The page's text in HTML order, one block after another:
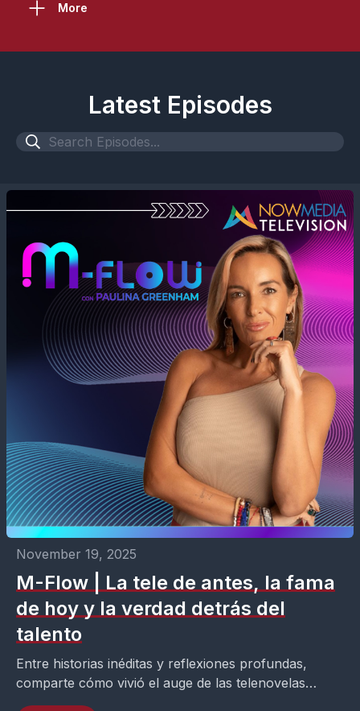
More
Latest Episodes
November 19, 2025
M-Flow | La tele de antes, la fama
de hoy y la verdad detrás del
talento
Entre historias inéditas y reflexiones profundas,
comparte cómo vivió el auge de las telenovelas
clásicas, los personajes que marcaron su carrera y